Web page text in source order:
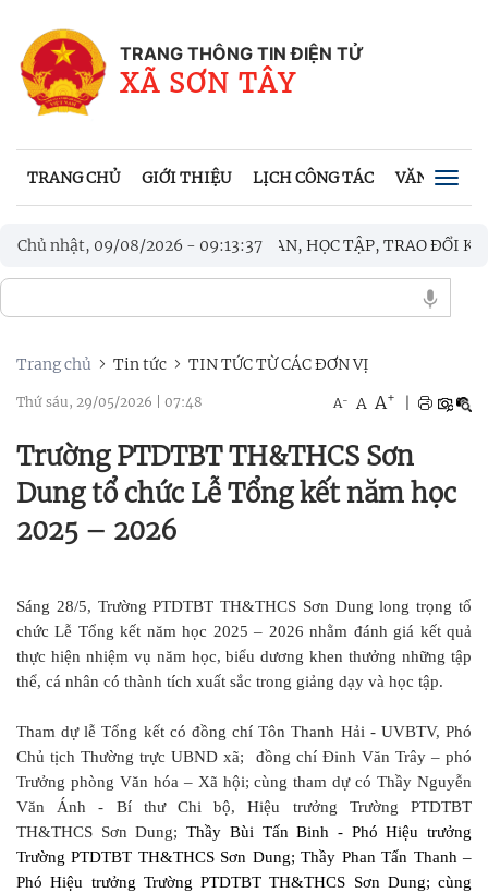
TRANG THÔNG TIN ĐIỆN TỬ
XÃ SƠN TÂY
TRANG CHỦ GIỚI THIỆU LỊCH CÔNG TÁC VĂN BẢN
Chủ nhật, 09/08/2026 - 09:13:40
BA TƠ THAM QUAN, HỌC TẬP, TRAO ĐỔI KINH NGHIỆM
SĨ
Trang chủ Tin tức TIN TỨC TỪ CÁC ĐƠN VỊ
Thứ sáu, 29/05/2026 07:48 A- A A+
Trường PTDTBT TH&THCS Sơn
Dung tổ chức Lễ Tổng kết năm học
2025 – 2026
Sáng 28/5, Trường PTDTBT TH&THCS Sơn Dung long trọng tổ
chức Lễ Tổng kết năm học 2025 – 2026 nhằm đánh giá kết quả
thực hiện nhiệm vụ năm học, biểu dương khen thưởng những tập
thể, cá nhân có thành tích xuất sắc trong giảng dạy và học tập.
Tham dự lễ Tổng kết có đồng chí Tôn Thanh Hải - UVBTV, Phó
Chủ tịch Thường trực UBND xã; đồng chí Đinh Văn Trây – phó
Trưởng phòng Văn hóa – Xã hội; cùng tham dự có Thầy Nguyễn
Văn Ánh - Bí thư Chi bộ, Hiệu trưởng Trường PTDTBT
TH&THCS Sơn Dung;Thầy Bùi Tấn Binh - Phó Hiệu trưởng
Trường PTDTBT TH&THCS Sơn Dung; Thầy Phan Tấn Thanh –
Phó Hiệu trưởng Trường PTDTBT TH&THCS Sơn Dung; cùng